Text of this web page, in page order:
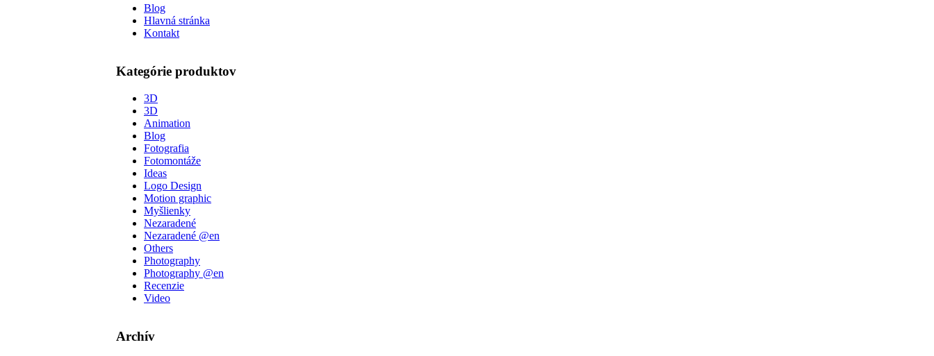
Blog
Hlavná stránka
Kontakt
Kategórie produktov
3D
3D
Animation
Blog
Fotografia
Fotomontáže
Ideas
Logo Design
Motion graphic
Myšlienky
Nezaradené
Nezaradené @en
Others
Photography
Photography @en
Recenzie
Video
Archív